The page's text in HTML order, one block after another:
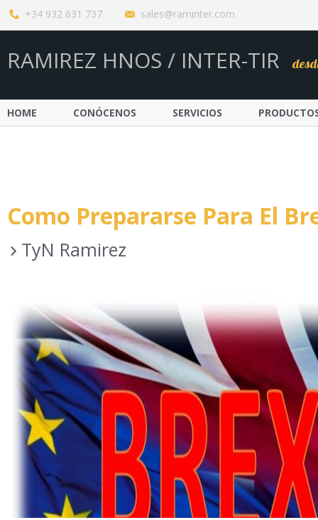
+34 932 631 737 sales@raminter.com
RAMIREZ HNOS / INTER-TIR
HOME CONÓCENOS SERVICIOS
Como Prepararse Para El
TyN Ramirez